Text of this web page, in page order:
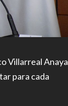
Villarreal Anaya
para cada